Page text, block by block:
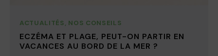
ACTUALITÉS, NOS CONSEILS
ECZÉMA ET PLAGE, PEUT-ON PARTIR EN
VACANCES AU BORD DE LA MER ?